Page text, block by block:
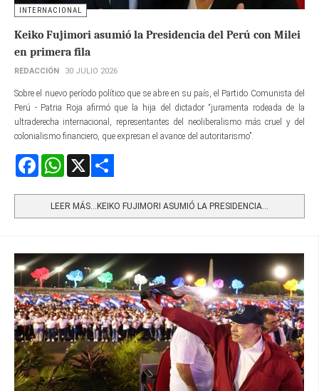
INTERNACIONAL
Keiko Fujimori asumió la Presidencia del Perú con Milei
en primera fila
REDACCIÓN 30 JULIO 2026
Sobre el nuevo período político que se abre en su país, el Partido Comunista del
Perú - Patria Roja afirmó que la hija del dictador “juramenta rodeada de la
ultraderecha internacional, representantes del neoliberalismo más cruel y del
colonialismo financiero, que expresan el avance del autoritarismo”.
FacebookWhatsApp
LEER MÁS…KEIKO FUJIMORI ASUMIÓ LA PRESIDENCIA...